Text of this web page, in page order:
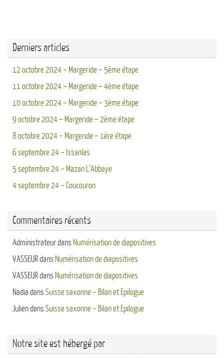
Derniers articles
12 octobre 2024 – Margeride – 5ème étape
11 octobre 2024 – Margeride – 4ème étape
10 octobre 2024 – Margeride – 3ème étape
9 octobre 2024 – Margeride – 2ème étape
8 octobre 2024 – Margeride – 1ère étape
6 septembre 24 – Issanlas
5 septembre 24 – Mazan L’Abbaye
4 septembre 24 – Coucouron
Commentaires récents
Administrateurdans Numérisation de diapositives
VASSEURdans Numérisation de diapositives
VASSEURdans Numérisation de diapositives
Nadia dans Suisse saxonne – Bilan et Epilogue
Juliendans Suisse saxonne – Bilan et Epilogue
Notre site est hébergé par